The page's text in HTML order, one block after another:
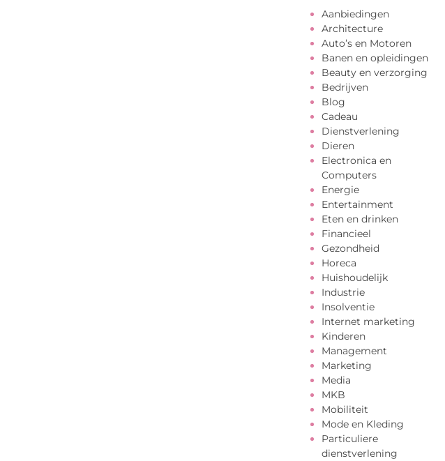
Aanbiedingen
Architecture
Auto’s en Motoren
Banen en opleidingen
Beauty en verzorging
Bedrijven
Blog
Cadeau
Dienstverlening
Dieren
Electronica en
Computers
Energie
Entertainment
Eten en drinken
Financieel
Gezondheid
Horeca
Huishoudelijk
Industrie
Insolventie
Internet marketing
Kinderen
Management
Marketing
Media
MKB
Mobiliteit
Mode en Kleding
Particuliere
dienstverlening